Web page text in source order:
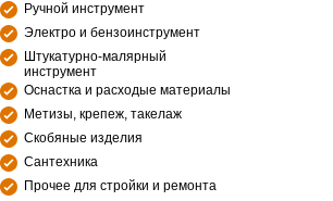
Ручной инструмент
Электро и бензоинструмент
Штукатурно-малярный
инструмент
Оснастка и расходые материалы
Метизы, крепеж, такелаж
Скобяные изделия
Сантехника
Прочее для стройки и ремонта